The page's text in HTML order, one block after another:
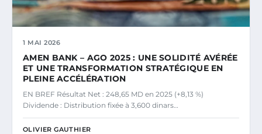
1 MAI 2026
AMEN BANK – AGO 2025 : UNE SOLIDITÉ AVÉRÉE
ET UNE TRANSFORMATION STRATÉGIQUE EN
PLEINE ACCÉLÉRATION
EN BREF Résultat Net : 248,65 MD en 2025 (+8,13 %)
Dividende : Distribution fixée à 3,600 dinars…
OLIVIER GAUTHIER